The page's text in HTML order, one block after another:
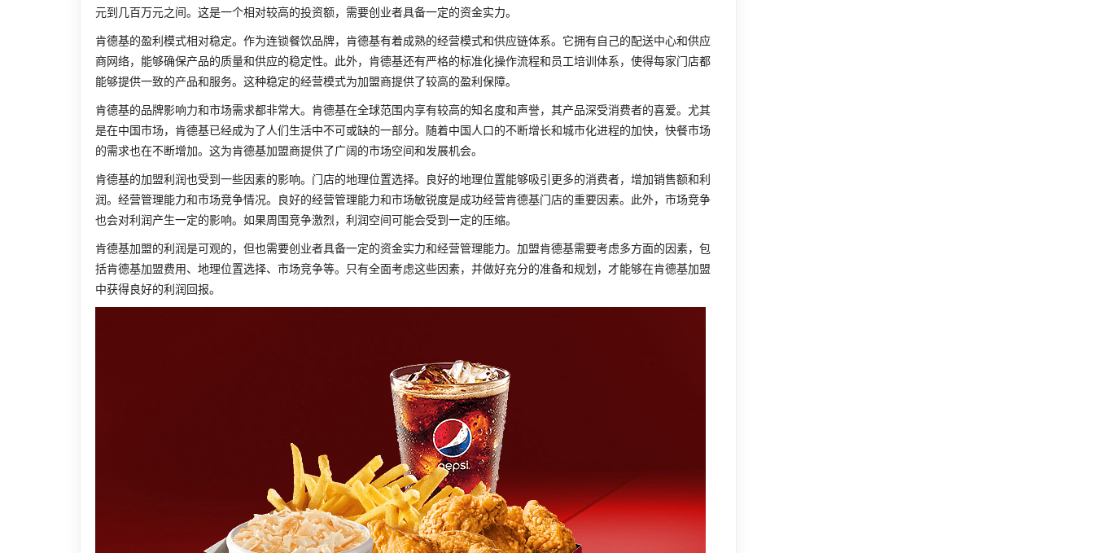
元到几百万元之间。这是一个相对较高的投资额，需要创业者具备一定的资金实力。
肯德基的盈利模式相对稳定。作为连锁餐饮品牌，肯德基有着成熟的经营模式和供应链体系。它拥有自己的配送中心和供应
商网络，能够确保产品的质量和供应的稳定性。此外，肯德基还有严格的标准化操作流程和员工培训体系，使得每家门店都
能够提供一致的产品和服务。这种稳定的经营模式为加盟商提供了较高的盈利保障。
肯德基的品牌影响力和市场需求都非常大。肯德基在全球范围内享有较高的知名度和声誉，其产品深受消费者的喜爱。尤其
是在中国市场，肯德基已经成为了人们生活中不可或缺的一部分。随着中国人口的不断增长和城市化进程的加快，快餐市场
的需求也在不断增加。这为肯德基加盟商提供了广阔的市场空间和发展机会。
肯德基的加盟利润也受到一些因素的影响。门店的地理位置选择。良好的地理位置能够吸引更多的消费者，增加销售额和利
润。经营管理能力和市场竞争情况。良好的经营管理能力和市场敏锐度是成功经营肯德基门店的重要因素。此外，市场竞争
也会对利润产生一定的影响。如果周围竞争激烈，利润空间可能会受到一定的压缩。
肯德基加盟的利润是可观的，但也需要创业者具备一定的资金实力和经营管理能力。加盟肯德基需要考虑多方面的因素，包
括肯德基加盟费用、地理位置选择、市场竞争等。只有全面考虑这些因素，并做好充分的准备和规划，才能够在肯德基加盟
中获得良好的利润回报。